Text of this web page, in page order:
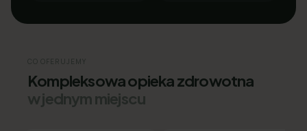
CO OFERUJEMY
Kompleksowa opieka zdrowotna
w jednym miejscu